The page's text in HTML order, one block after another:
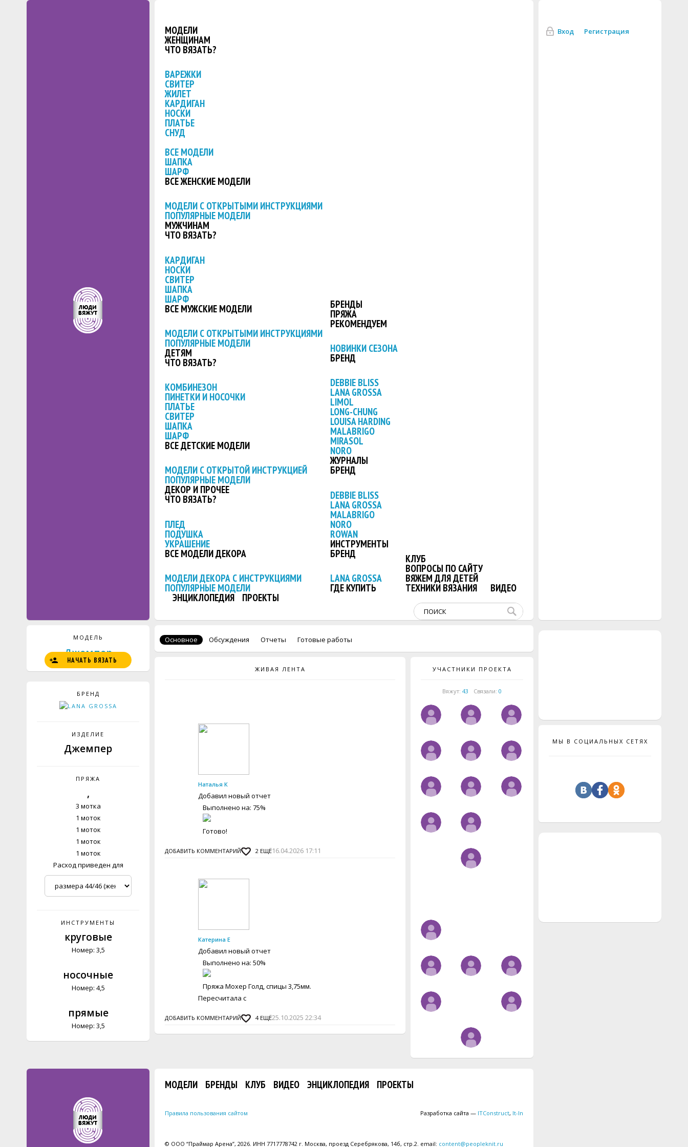
МОДЕЛИ
ЖЕНЩИНАМ
ЧТО ВЯЗАТЬ?
ВАРЕЖКИ
СВИТЕР
ЖИЛЕТ
КАРДИГАН
НОСКИ
ПЛАТЬЕ
СНУД
ВСЕ МОДЕЛИ
ШАПКА
ШАРФ
ВСЕ ЖЕНСКИЕ МОДЕЛИ
МОДЕЛИ С ОТКРЫТЫМИ ИНСТРУКЦИЯМИ
ПОПУЛЯРНЫЕ МОДЕЛИ
МУЖЧИНАМ
ЧТО ВЯЗАТЬ?
КАРДИГАН
НОСКИ
СВИТЕР
ШАПКА
ШАРФ
ВСЕ МУЖСКИЕ МОДЕЛИ
МОДЕЛИ С ОТКРЫТЫМИ ИНСТРУКЦИЯМИ
ПОПУЛЯРНЫЕ МОДЕЛИ
ДЕТЯМ
ЧТО ВЯЗАТЬ?
КОМБИНЕЗОН
ПИНЕТКИ И НОСОЧКИ
ПЛАТЬЕ
СВИТЕР
ШАПКА
ШАРФ
ВСЕ ДЕТСКИЕ МОДЕЛИ
МОДЕЛИ С ОТКРЫТОЙ ИНСТРУКЦИЕЙ
ПОПУЛЯРНЫЕ МОДЕЛИ
ДЕКОР И ПРОЧЕЕ
ЧТО ВЯЗАТЬ?
ПЛЕД
ПОДУШКА
УКРАШЕНИЕ
ВСЕ МОДЕЛИ ДЕКОРА
МОДЕЛИ ДЕКОРА С ИНСТРУКЦИЯМИ
ПОПУЛЯРНЫЕ МОДЕЛИ
БРЕНДЫ
ПРЯЖА
РЕКОМЕНДУЕМ
НОВИНКИ СЕЗОНА
БРЕНД
DEBBIE BLISS
LANA GROSSA
LIMOL
LONG-CHUNG
LOUISA HARDING
MALABRIGO
MIRASOL
NORO
ЖУРНАЛЫ
БРЕНД
DEBBIE BLISS
LANA GROSSA
MALABRIGO
NORO
ROWAN
ИНСТРУМЕНТЫ
БРЕНД
LANA GROSSA
ГДЕ КУПИТЬ
КЛУБ
ВОПРОСЫ ПО САЙТУ
ВЯЖЕМ ДЛЯ ДЕТЕЙ
ТЕХНИКИ ВЯЗАНИЯ ВИДЕО
ЭНЦИКЛОПЕДИЯ ПРОЕКТЫ
Вход Регистрация
МОДЕЛЬ
Джемпер
НАЧАТЬ ВЯЗАТЬ
БРЕНД
ИЗДЕЛИЕ
Джемпер
ПРЯЖА
,
3 мотка
1 моток
1 моток
1 моток
1 моток
Расход приведен для
ИНСТРУМЕНТЫ
круговые
Номер: 3,5
носочные
Номер: 4,5
прямые
Номер: 3,5
Основное Обсуждения Отчеты Готовые работы
ЖИВАЯ ЛЕНТА
Наталья К
Добавил новый отчет
Выполнено на: 75%
Готово!
ДОБАВИТЬ КОММЕНТАРИЙ 2 ЕЩЁ16.04.2026 17:11
Катерина Е
Добавил новый отчет
Выполнено на: 50%
Пряжа Мохер Голд, спицы 3,75мм.
Пересчитала с
ДОБАВИТЬ КОММЕНТАРИЙ 4 ЕЩЁ25.10.2025 22:34
УЧАСТНИКИ ПРОЕКТА
Вяжут: 43 Связали: 0
МЫ В СОЦИАЛЬНЫХ СЕТЯХ
МОДЕЛИ БРЕНДЫ КЛУБ ВИДЕО ЭНЦИКЛОПЕДИЯ ПРОЕКТЫ
Правила пользования сайтом Разработка сайта — ITConstruct, It-In
© ООО “Праймар Арена”, 2026. ИНН 7717778742 г. Москва, проезд Серебрякова, 14б, стр.2. email: content@peopleknit.ru